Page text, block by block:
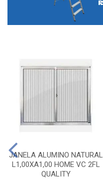
JANELA ALUMINO NATURAL
L1,00XA1,00 HOME VC 2FL
QUALITY